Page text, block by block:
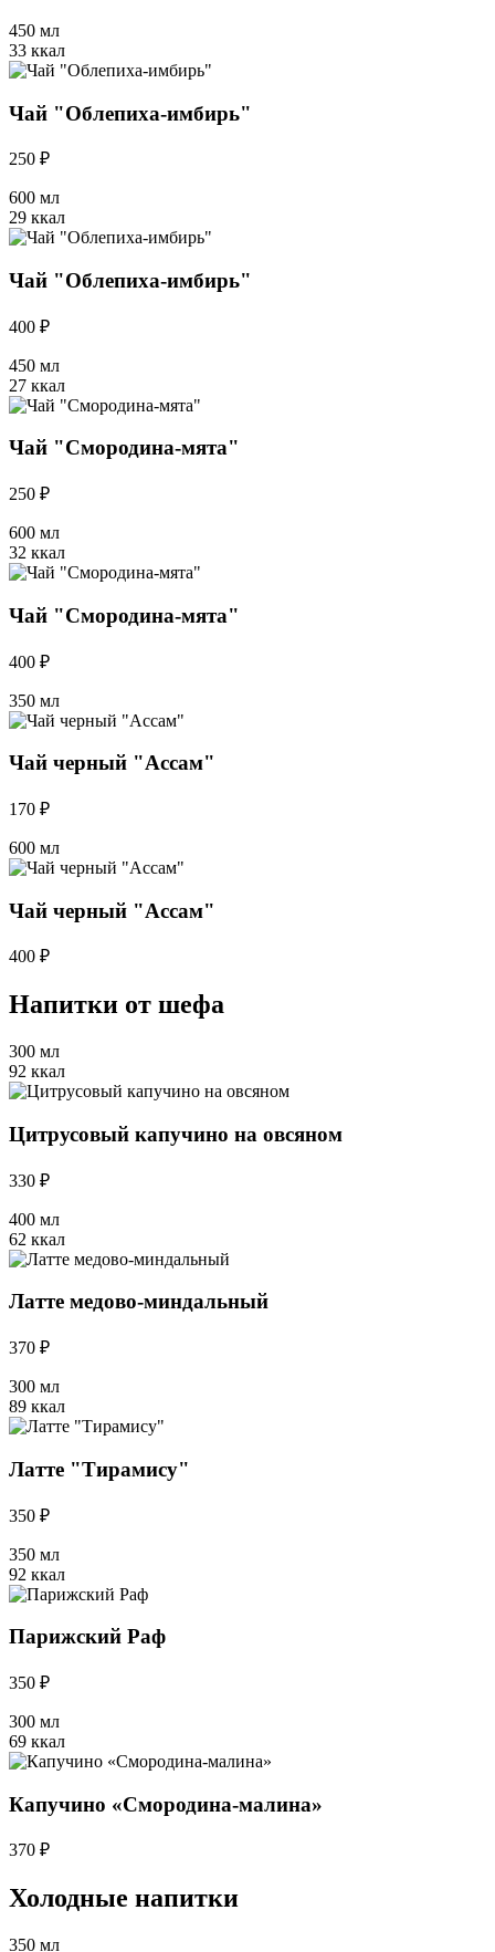
450 мл
33 ккал
Чай "Облепиха-имбирь"
250 ₽
600 мл
29 ккал
Чай "Облепиха-имбирь"
400 ₽
450 мл
27 ккал
Чай "Смородина-мята"
250 ₽
600 мл
32 ккал
Чай "Смородина-мята"
400 ₽
350 мл
Чай черный "Ассам"
170 ₽
600 мл
Чай черный "Ассам"
400 ₽
Напитки от шефа
300 мл
92 ккал
Цитрусовый капучино на овсяном
330 ₽
400 мл
62 ккал
Латте медово-миндальный
370 ₽
300 мл
89 ккал
Латте "Тирамису"
350 ₽
350 мл
92 ккал
Парижский Раф
350 ₽
300 мл
69 ккал
Капучино «Смородина-малина»
370 ₽
Холодные напитки
350 мл